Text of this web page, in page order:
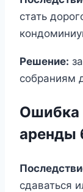
стать
Решение:
собраниям
Ошибка
аренды
сдаваться